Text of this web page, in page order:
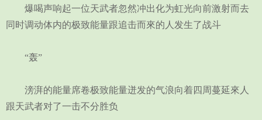
爆喝声响起一位天武者忽然冲出化为虹光向前激射而去
同时调动体内的极致能量跟追击而來的人发生了战斗
“轰”
滂湃的能量席卷极致能量迸发的气浪向着四周蔓延來人
跟天武者对了一击不分胜负